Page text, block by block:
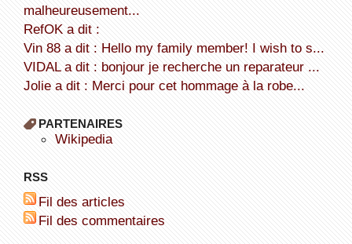
malheureusement...
refOK a dit :
Vin 88 a dit : Hello my family member! I wish to s...
VIDAL a dit : bonjour je recherche un reparateur ...
Jolie a dit : Merci pour cet hommage à la robe...
PARTENAIRES
wikipedia
RSS
Fil des articles
Fil des commentaires